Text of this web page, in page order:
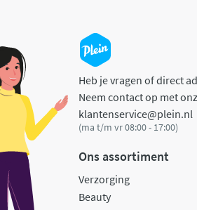
Heb je vragen of direct
Neem contact op met
klantenservice@plein.nl
(ma t/m vr 08:00 - 17:00)
Ons assortiment
Verzorging
Beauty